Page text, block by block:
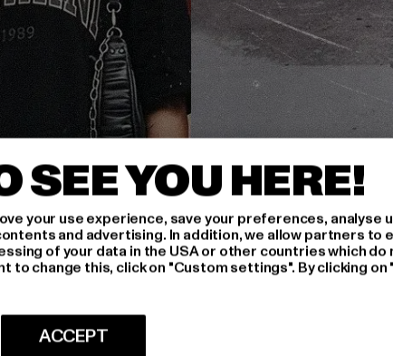
SEE YOU HERE!
your use experience, save your preferences, analyse
and advertising. In addition, we allow partners to
of your data in the USA or other countries which do
to change this, click on "Custom settings". By clicking
ACCEPT